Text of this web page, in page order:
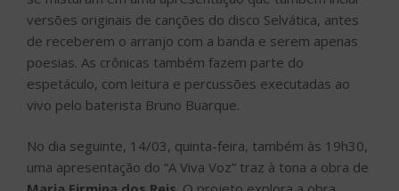
versões originais de canções do disco Selvática, antes
de receberem o arranjo com a banda e serem apenas
poesias. As crônicas também fazem parte do
espetáculo, com leitura e percussões executadas ao
vivo pelo baterista Bruno Buarque.
No dia seguinte, 14/03, quinta-feira, também às 19h30,
uma apresentação do “A Viva Voz” traz à tona a obra de